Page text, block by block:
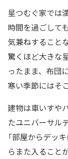
星つむぐ家では
時間を過ごして
気兼ねすること
驚くほど大きな
ったまま、布団
寒い季節にはそ
建物は車いすや
たユニバーサル
「部屋からデッ
らまた入ること